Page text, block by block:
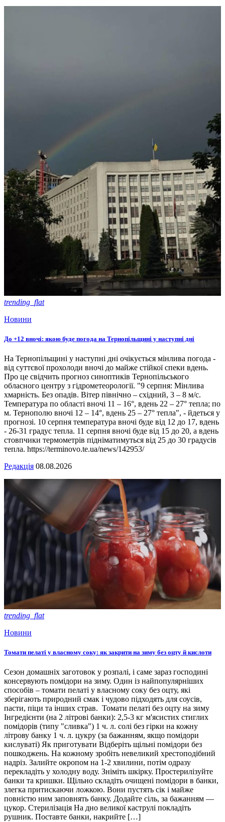
trending_flat
Новини
До +12 вночі: якою буде погода на Тернопільщині у наступні дні
На Тернопільщині у наступні дні очікується мінлива погода -
від суттєвої прохолоди вночі до майже стійкої спеки вдень.
Про це свідчить прогноз синоптиків Тернопільського
обласного центру з гідрометеорології. "9 серпня: Мінлива
хмарність. Без опадів. Вітер північно – східний, 3 – 8 м/с.
Температура по області вночі 11 – 16°, вдень 22 – 27° тепла; по
м. Тернополю вночі 12 – 14°, вдень 25 – 27° тепла", - йдеться у
прогнозі. 10 серпня температура вночі буде від 12 до 17, вдень
- 26-31 градус тепла. 11 серпня вночі буде від 15 до 20, а вдень
стовпчики термометрів підніматимуться від 25 до 30 градусів
тепла. https://terminovo.te.ua/news/142953/
Редакція 08.08.2026
trending_flat
Новини
Томати пелаті у власному соку: як закрити на зиму без оцту й кислоти
Сезон домашніх заготовок у розпалі, і саме зараз господині
консервують помідори на зиму. Один із найпопулярніших
способів – томати пелаті у власному соку без оцту, які
зберігають природний смак і чудово підходять для соусів,
пасти, піци та інших страв. Томати пелаті без оцту на зиму
Інгредієнти (на 2 літрові банки): 2,5-3 кг м'ясистих стиглих
помідорів (типу "сливка") 1 ч. л. солі без гірки на кожну
літрову банку 1 ч. л. цукру (за бажанням, якщо помідори
кислуваті) Як приготувати Відберіть щільні помідори без
пошкоджень. На кожному зробіть невеликий хрестоподібний
надріз. Залийте окропом на 1-2 хвилини, потім одразу
перекладіть у холодну воду. Зніміть шкірку. Простерилізуйте
банки та кришки. Щільно складіть очищені помідори в банки,
злегка притискаючи ложкою. Вони пустять сік і майже
повністю ним заповнять банку. Додайте сіль, за бажанням —
цукор. Стерилізація На дно великої каструлі покладіть
рушник. Поставте банки, накрийте […]